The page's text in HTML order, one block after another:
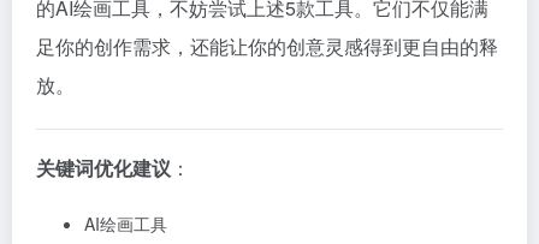
的AI绘画工具，不妨尝试上述5款工具。它们不仅能满
足你的创作需求，还能让你的创意灵感得到更自由的释
放。
关键词优化建议 ：
AI绘画工具